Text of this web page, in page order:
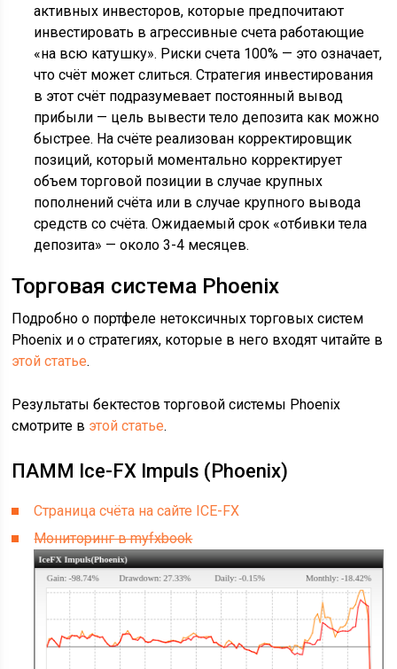
активных инвесторов, которые предпочитают
инвестировать в агрессивные счета работающие
«на всю катушку». Риски счета 100% — это означает,
что счёт может слиться. Стратегия инвестирования
в этот счёт подразумевает постоянный вывод
прибыли — цель вывести тело депозита как можно
быстрее. На счёте реализован корректировщик
позиций, который моментально корректирует
объем торговой позиции в случае крупных
пополнений счёта или в случае крупного вывода
средств со счёта. Ожидаемый срок «отбивки тела
депозита» — около 3-4 месяцев.
Торговая система Phoenix
Подробно о портфеле нетоксичных торговых систем
Phoenix и о стратегиях, которые в него входят читайте в
этой статье.
Результаты бектестов торговой системы Phoenix
смотрите в этой статье.
ПАММ Ice-FX Impuls (Phoenix)
Страница счёта на сайте ICE-FX
Мониторинг в myfxbook